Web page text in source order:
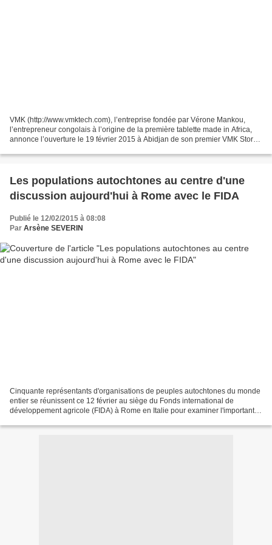
VMK (http://www.vmktech.com), l’entreprise fondée par Vérone Mankou,
l’entrepreneur congolais à l’origine de la première tablette made in Africa,
annonce l’ouverture le 19 février 2015 à Abidjan de son premier VMK Store.
Les populations autochtones au centre d'une
discussion aujourd'hui à Rome avec le FIDA
Publié le 12/02/2015 à 08:08
Par Arsène SEVERIN
Cinquante représentants d'organisations de peuples autochtones du monde
entier se réunissent ce 12 février au siège du Fonds international de
développement agricole (FIDA) à Rome en Italie pour examiner l'importante